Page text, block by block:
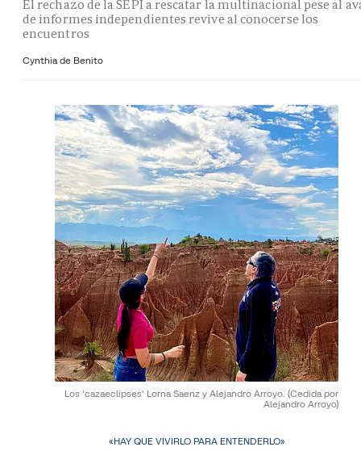
El rechazo de la SEPI a rescatar la multinacional pese al
de informes independientes revive al conocerse los
encuentros
Cynthia de Benito
Los 'cazaeclipses' Lorna Saenz y Alejandro Arroyo. (Cedida por
Alejandro Arroyo)
«HAY QUE VIVIRLO PARA ENTENDERLO»